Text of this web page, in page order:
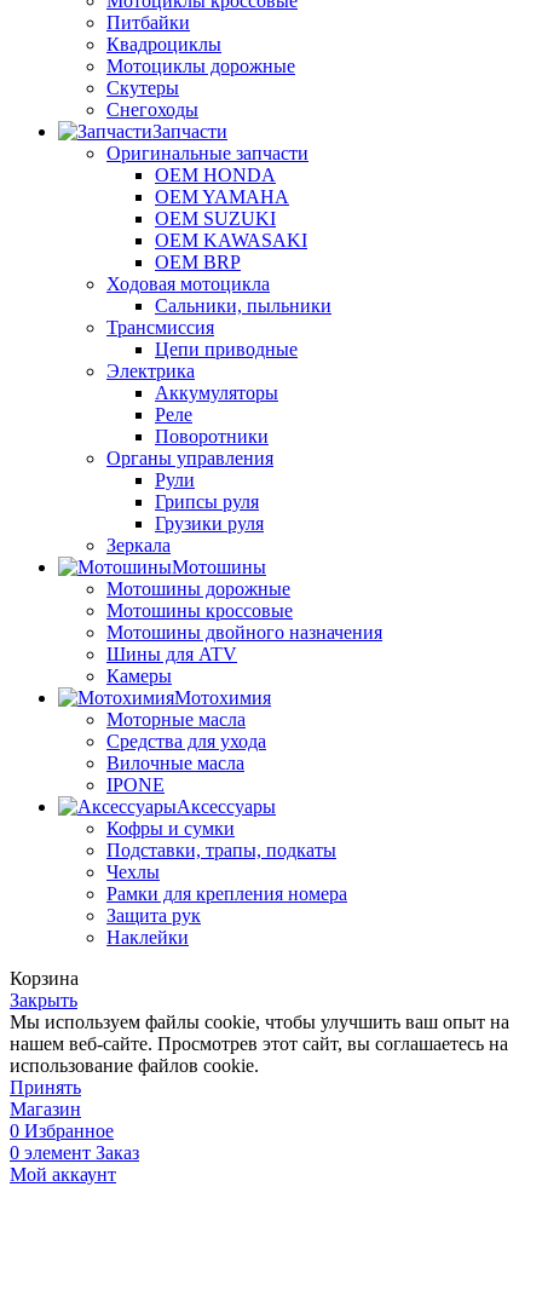
Питбайки
Квадроциклы
Мотоциклы дорожные
Скутеры
Снегоходы
Запчасти
Оригинальные запчасти
OEM HONDA
OEM YAMAHA
OEM SUZUKI
OEM KAWASAKI
OEM BRP
Ходовая мотоцикла
Сальники, пыльники
Трансмиссия
Цепи приводные
Электрика
Аккумуляторы
Реле
Поворотники
Органы управления
Рули
Грипсы руля
Грузики руля
Зеркала
Мотошины
Мотошины дорожные
Мотошины кроссовые
Мотошины двойного назначения
Шины для ATV
Камеры
Мотохимия
Моторные масла
Средства для ухода
Вилочные масла
IPONE
Аксессуары
Кофры и сумки
Подставки, трапы, подкаты
Чехлы
Рамки для крепления номера
Защита рук
Наклейки
Корзина
Закрыть
Мы используем файлы cookie, чтобы улучшить ваш опыт на
нашем веб-сайте. Просмотрев этот сайт, вы соглашаетесь на
использование файлов cookie.
Принять
Магазин
0 Избранное
0 элемент Заказ
Мой аккаунт